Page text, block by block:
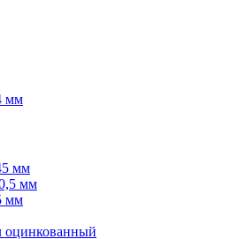
мм
мм
мм